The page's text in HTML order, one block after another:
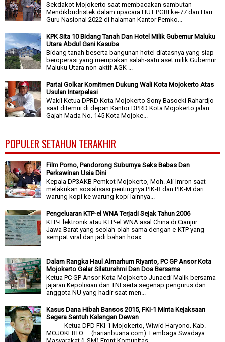
Sekdakot Mojokerto saat membacakan sambutan
Mendikbudristek dalam upacara HUT PGRI ke-77 dan Hari
Guru Nasional 2022 di halaman Kantor Pemko...
KPK Sita 10 Bidang Tanah Dan Hotel Milik Gubernur Maluku
Utara Abdul Gani Kasuba
Bidang tanah beserta bangunan hotel diatasnya yang siap
beroperasi yang merupakan salah-satu aset milik Gubernur
Maluku Utara non-aktif AGK ...
Partai Golkar Komitmen Dukung Wali Kota Mojokerto Atas
Usulan Interpelasi
Wakil Ketua DPRD Kota Mojokerto Sony Basoeki Rahardjo
saat ditemui di depan Kantor DPRD Kota Mojokerto jalan
Gajah Mada No. 145 Kota Mojoke...
POPULER SETAHUN TERAKHIR
Film Porno, Pendorong Suburnya Seks Bebas Dan
Perkawinan Usia Dini
Kepala DP3AKB Pemkot Mojokerto, Moh. Ali Imron saat
melakukan sosialisasi pentingnya PIK-R dan PIK-M dari
warung kopi ke warung kopi lainnya...
Pengeluaran KTP-el WNA Terjadi Sejak Tahun 2006
KTP-Elektronik atau KTP-el WNA asal China di Cianjur –
Jawa Barat yang seolah-olah sama dengan e-KTP yang
sempat viral dan jadi bahan hoax....
Dalam Rangka Haul Almarhum Riyanto, PC GP Ansor Kota
Mojokerto Gelar Silaturahmi Dan Doa Bersama
Ketua PC GP Ansor Kota Mojokerto Junaedi Malik bersama
jajaran Kepolisian dan TNI serta segenap pengurus dan
anggota NU yang hadir saat men...
Kasus Dana Hibah Bansos 2015, FKI-1 Minta Kejaksaan
Segera Sentuh Kalangan Dewan
Ketua DPD FKI-1 Mojokerto, Wiwid Haryono. Kab.
MOJOKERTO — (harianbuana.com). Lembaga Swadaya